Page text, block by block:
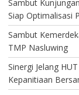
Sambut
Siap Optimalisasi
Sambut
TMP Nasluwing
Sinergi Jelang
Kepanitiaan